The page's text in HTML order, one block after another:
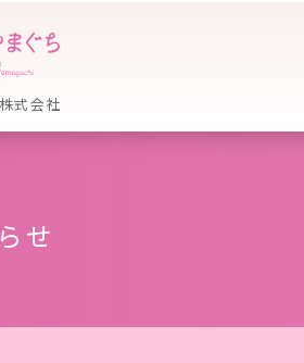
式会社
せ